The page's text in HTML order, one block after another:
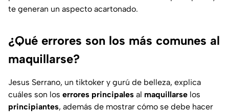
te generan un aspecto acartonado.
¿Qué errores son los más comunes al
maquillarse?
Jesus Serrano, un tiktoker y gurú de belleza, explica
cuáles son los errores principales al maquillarse los
principiantes, además de mostrar cómo se debe hacer